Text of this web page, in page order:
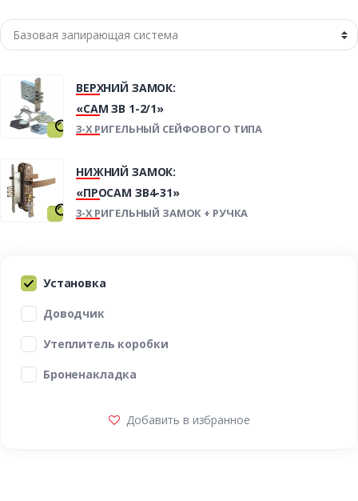
ВЕРХНИЙ ЗАМОК:
«САМ ЗВ 1-2/1»
3-Х РИГЕЛЬНЫЙ СЕЙФОВОГО ТИПА
НИЖНИЙ ЗАМОК:
«ПРОСАМ ЗВ4-31»
3-Х РИГЕЛЬНЫЙ ЗАМОК + РУЧКА
Установка
Доводчик
Утеплитель коробки
Броненакладка
Добавить в избранное